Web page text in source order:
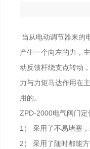
当从电动调节器来的
产生一个向左的力，
动反馈杆绕支点转动
力与力矩马达作用在
用的。
ZPD-2000电气阀门定
1） 采用了不易堵塞
2） 采用了随时都能